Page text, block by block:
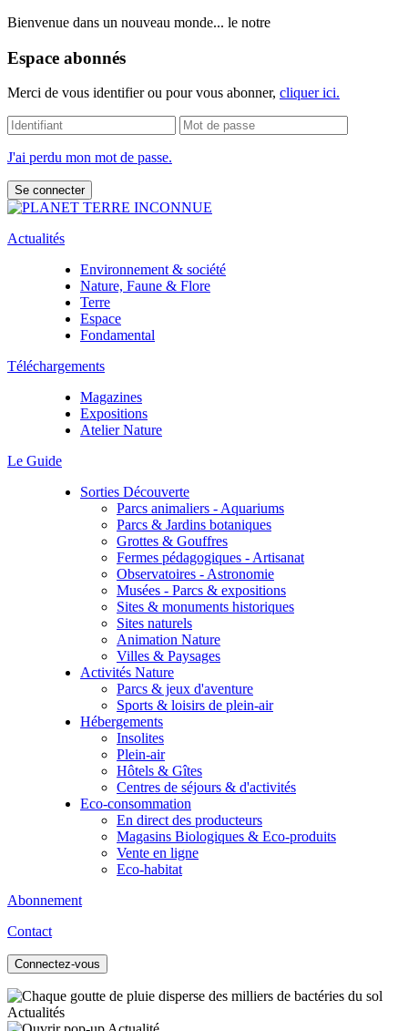
Bienvenue dans un nouveau monde... le notre
Espace abonnés
Merci de vous identifier ou pour vous abonner, cliquer ici.
J'ai perdu mon mot de passe.
Actualités
Environnement & société
Nature, Faune & Flore
Terre
Espace
Fondamental
Téléchargements
Magazines
Expositions
Atelier Nature
Le Guide
Sorties Découverte
Parcs animaliers - Aquariums
Parcs & Jardins botaniques
Grottes & Gouffres
Fermes pédagogiques - Artisanat
Observatoires - Astronomie
Musées - Parcs & expositions
Sites & monuments historiques
Sites naturels
Animation Nature
Villes & Paysages
Activités Nature
Parcs & jeux d'aventure
Sports & loisirs de plein-air
Hébergements
Insolites
Plein-air
Hôtels & Gîtes
Centres de séjours & d'activités
Eco-consommation
En direct des producteurs
Magasins Biologiques & Eco-produits
Vente en ligne
Eco-habitat
Abonnement
Contact
Connectez-vous
Actualités